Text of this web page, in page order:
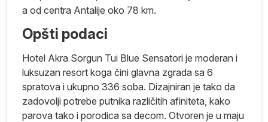
a od centra Antalije oko 78 km.
Opšti podaci
Hotel Akra Sorgun Tui Blue Sensatori je moderan i
luksuzan resort koga čini glavna zgrada sa 6
spratova i ukupno 336 soba. Dizajniran je tako da
zadovolji potrebe putnika različitih afiniteta, kako
parova tako i porodica sa decom. Otvoren je u maju